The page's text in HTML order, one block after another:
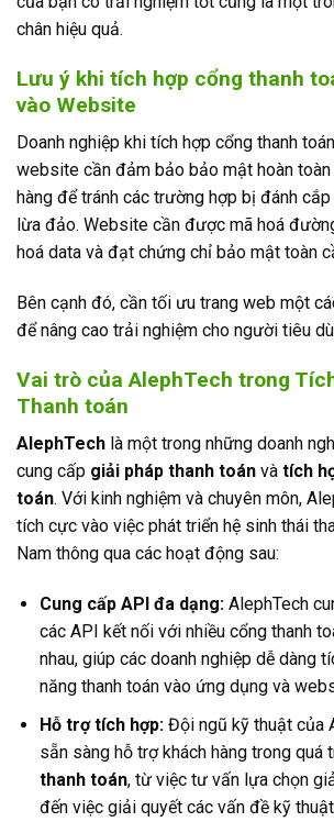
chân hiệu quả.
Lưu ý khi tích hợp cổng thanh
vào Website
Doanh nghiệp khi tích hợp cổng thanh
website cần đảm bảo bảo mật hoàn toàn
hàng để tránh các trường hợp bị đánh
lừa đảo. Website cần được mã hoá
hoá data và đạt chứng chỉ bảo mật toàn
Bên cạnh đó, cần tối ưu trang web một
để nâng cao trải nghiệm cho người tiêu
Vai trò củaAlephTech trong
Thanh toán
AlephTech là một trong những doanh
cung cấp giải pháp thanh toán và tích
toán. Với kinh nghiệm và chuyên môn,
tích cực vào việc phát triển hệ sinh thái
Nam thông qua các hoạt động sau:
Cung cấp API đa dạng:AlephTech
các API kết nối với nhiều cổng thanh
nhau, giúp các doanh nghiệp dễ dàng
năng thanh toán vào ứng dụng và
Hỗ trợ tích hợp:Đội ngũ kỹ thuật của
sẵn sàng hỗ trợ khách hàng trong quá
thanh toán, từ việc tư vấn lựa chọn
đến việc giải quyết các vấn đề kỹ